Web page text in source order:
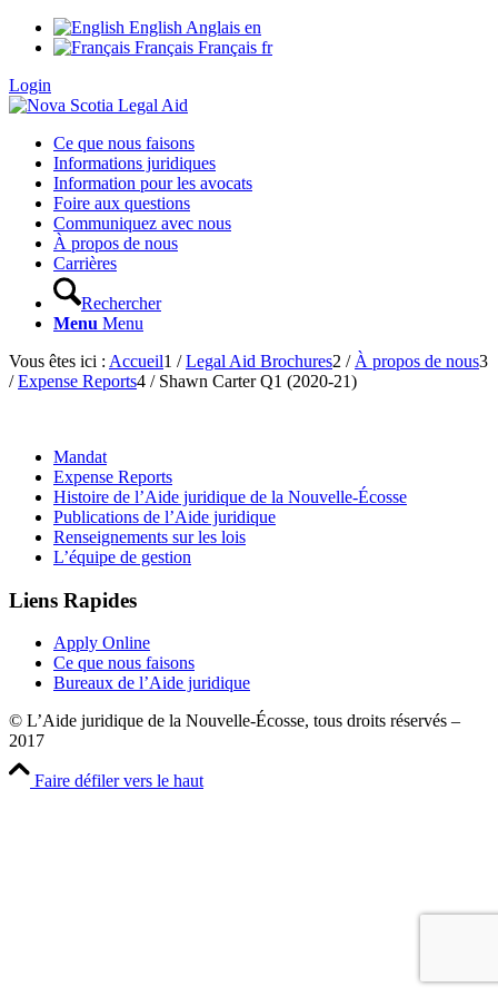
English Anglais en
Français Français fr
Login
Ce que nous faisons
Informations juridiques
Information pour les avocats
Foire aux questions
Communiquez avec nous
À propos de nous
Carrières
Rechercher
Menu Menu
Vous êtes ici : Accueil1 / Legal Aid Brochures2 / À propos de nous3
/ Expense Reports4 / Shawn Carter Q1 (2020-21)
Mandat
Expense Reports
Histoire de l’Aide juridique de la Nouvelle-Écosse
Publications de l’Aide juridique
Renseignements sur les lois
L’équipe de gestion
Liens Rapides
Apply Online
Ce que nous faisons
Bureaux de l’Aide juridique
© L’Aide juridique de la Nouvelle-Écosse, tous droits réservés –
2017
Faire défiler vers le haut